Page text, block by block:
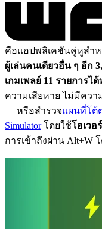
คือแอปพลิเคชันคู่หูสำ
ผู้เล่นคนเดียวอื่น ๆ อีก
เกมเพลย์ 11 รายการไ
ความเสียหาย ไม่มีควา
— หรือสำรวจแผนที่โต้
Simulator โดยใช้โอเวอ
การเข้าถึงผ่าน Alt+W